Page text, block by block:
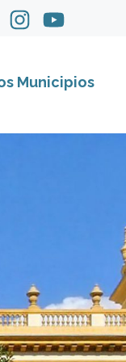
Municipios